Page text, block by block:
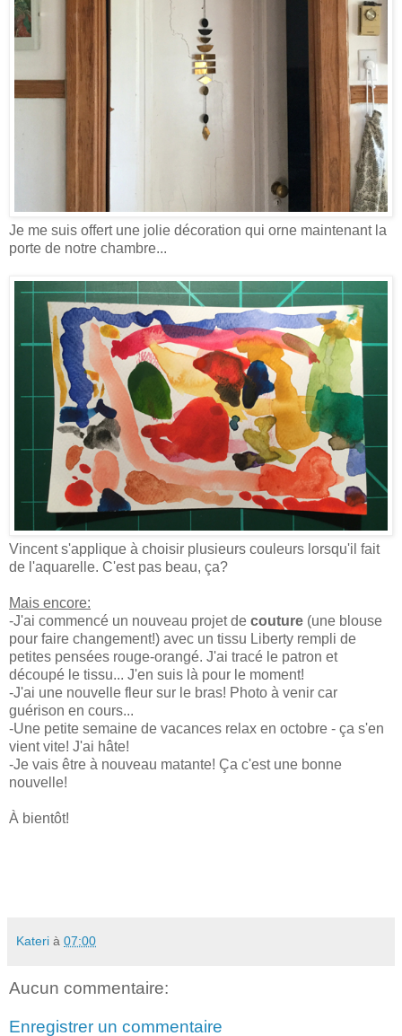
Je me suis offert une jolie décoration qui orne maintenant la
porte de notre chambre...
Vincent s'applique à choisir plusieurs couleurs lorsqu'il fait
de l'aquarelle. C'est pas beau, ça?
Mais encore:
-J'ai commencé un nouveau projet de couture (une blouse
pour faire changement!) avec un tissu Liberty rempli de
petites pensées rouge-orangé. J'ai tracé le patron et
découpé le tissu... J'en suis là pour le moment!
-J'ai une nouvelle fleur sur le bras! Photo à venir car
guérison en cours...
-Une petite semaine de vacances relax en octobre - ça s'en
vient vite! J'ai hâte!
-Je vais être à nouveau matante! Ça c'est une bonne
nouvelle!
À bientôt!
Kateri à 07:00
Aucun commentaire:
Enregistrer un commentaire